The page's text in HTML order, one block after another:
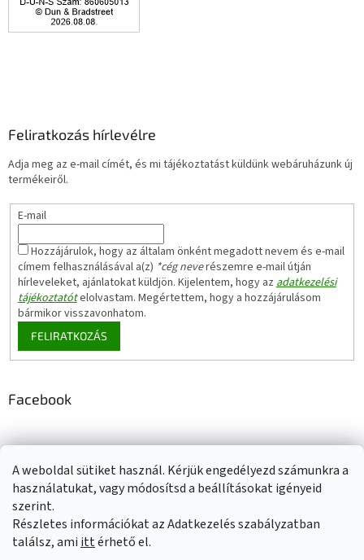
A weboldal sütiket használ. Kérjük engedélyezd számunkra a
használatukat, vagy módosítsd a beállításokat igényeid
szerint.
Részletes információkat az Adatkezelés szabályzatban
találsz, ami ittérhető el.
Feliratkozás hírlevélre
Adja meg az e-mail címét, és mi tájékoztatást küldünk webáruházunk új
termékeiről.
E-mail
Hozzájárulok, hogy az általam önként megadott nevem és e-mail
címem felhasználásával a(z) *cég neverészemre e-mail útján
hírleveleket, ajánlatokat küldjön. Kijelentem, hogy azadatkezelési
tájékoztatótelolvastam. Megértettem, hogy a hozzájárulásom
bármikor visszavonhatom.
FELIRATKOZÁS
Facebook
Adatkezelési tájékoztató Elérhetőségeink Impresszum
Üzleti feltételek (ÁSZF) Jótállási tájékoztató